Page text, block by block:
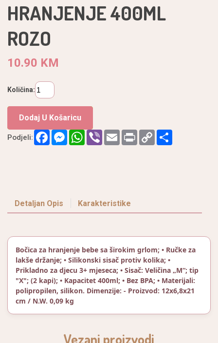
HRANJENJE 400ML
ROZO
10.90 KM
Količina:
Dodaj U Košaricu
Podjeli: FacebookMessengerWhatsApp
Viber Email Print
Copy
Link
Detaljan Opis Karakteristike
Bočica za hranjenje bebe sa širokim grlom; • Ručke za
lakše držanje; • Silikonski sisač protiv kolika; •
Prikladno za djecu 3+ mjeseca; • Sisač: Veličina „M“; tip
"X"; (2 kapi); • Kapacitet 400ml; • Bez BPA; • Materijali:
polipropilen, silikon. Dimenzije: - Proizvod: 12x6,8x21
cm / N.W. 0,09 kg
Vezani proizvodi